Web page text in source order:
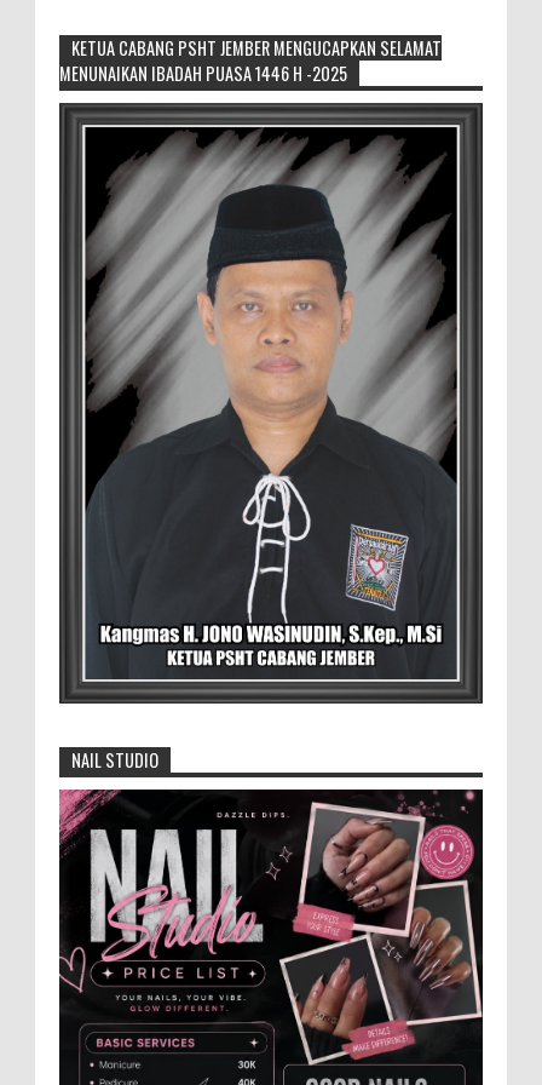
Generasi Kedua Pertahankan Grup
Keroncong Agar Tetap Eksis
Grup Keroncong Setia Kawan dari Jember,
ikut memeriahkan panggung JFC
Exhibition di Alun-Alun Jember beberapa waktu lalu.
MEMOPOS.co.id, Jem...
Duta GenRe Blora 2026 Siap Untuk
Menjadi Agen Perubahan
BLORA — Rizky Akbar Putra Basyari dari
PIK-R Gemilang SMA Negeri 1 Blora dan
Salsabila Hidayatul Kamilah dari PIK-R Tunas Cahaya
Kecamatan B...
Menko Zulhas Wajibkan Program Makan
Bergizi Gratis Menyerap Bahan Pangan
BLORA - Menteri Koordinator Bidang
Pangan RI Zulkifli Hasan menegaskan bahwa Satuan
Pelayanan Pemenuhan Gizi (SPPG) pelaksana Program
Kabupaten Jember 2026-2031
Jajaran Dewan Pengurus DPC Kabupaten
Jember 2025-2031, saat foto bersama
usai acara pelantikan di Gedung Jember Nusantara,
Selasa 28 Juli 2...
Anggota Karang Taruna Urunan Demi
Nobar Indonesia Lawan Vietnam
Pertandingan sepakbola antara Tim
Indonesia dan Vietnam tidak dilewatkan
begitu saha oleh penggemar bola, termasuk karang
KETUA CABANG PSHT JEMBER MENGUCAPKAN SELAMAT
MENUNAIKAN IBADAH PUASA 1446 H -2025
NAIL STUDIO